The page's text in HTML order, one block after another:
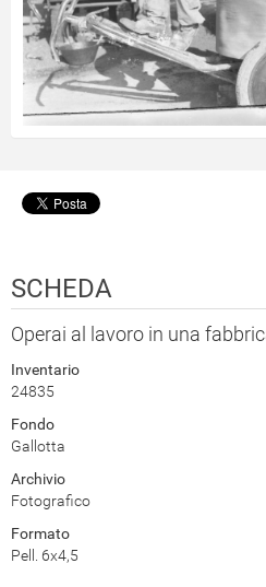
SCHEDA
Operai al lavoro in una
Inventario
24835
Fondo
Gallotta
Archivio
Fotografico
Formato
Pell. 6x4,5